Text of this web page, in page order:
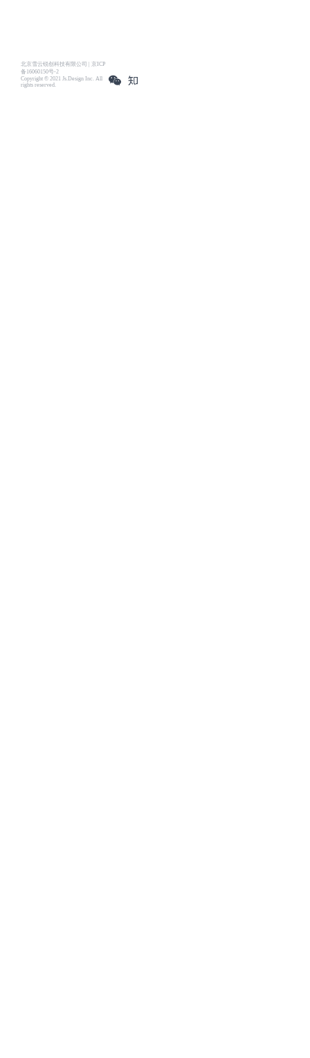
北京雪云锐创科技有限公司 | 京ICP
备16060150号-2
Copyright © 2021 Js.Design Inc. All
rights reserved.